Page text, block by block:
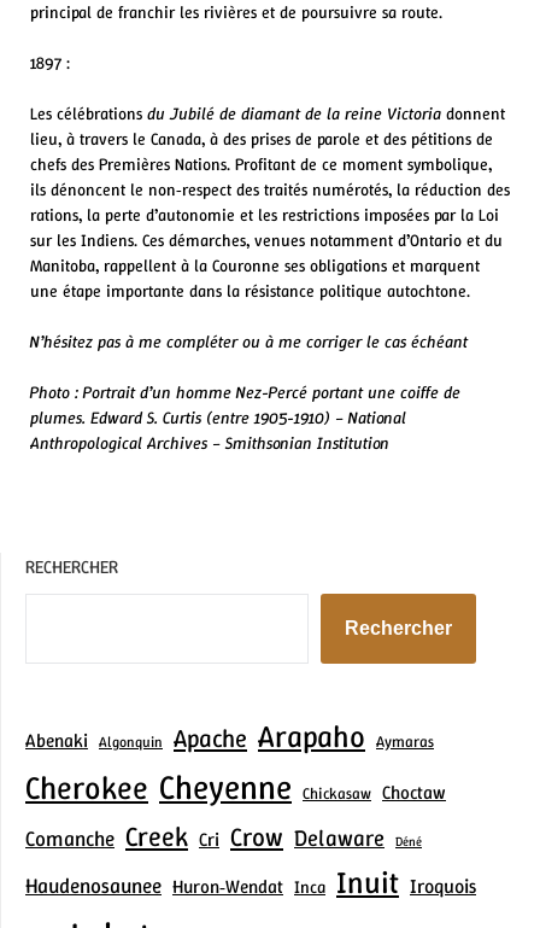
principal de franchir les rivières et de poursuivre sa route.
1897 :
Les célébrations du Jubilé de diamant de la reine Victoria donnent
lieu, à travers le Canada, à des prises de parole et des pétitions de
chefs des Premières Nations. Profitant de ce moment symbolique,
ils dénoncent le non‑respect des traités numérotés, la réduction des
rations, la perte d’autonomie et les restrictions imposées par la Loi
sur les Indiens. Ces démarches, venues notamment d’Ontario et du
Manitoba, rappellent à la Couronne ses obligations et marquent
une étape importante dans la résistance politique autochtone.
N’hésitez pas à me compléter ou à me corriger le cas échéant
Photo : Portrait d’un homme Nez-Percé portant une coiffe de
plumes. Edward S. Curtis (entre 1905-1910) – National
Anthropological Archives – Smithsonian Institution
RECHERCHER
Rechercher
Abenaki Algonquin Apache Arapaho Aymaras
Cherokee Cheyenne Chickasaw Choctaw
Comanche Creek Cri Crow Delaware Déné
Haudenosaunee Huron‑Wendat Inca Inuit Iroquois